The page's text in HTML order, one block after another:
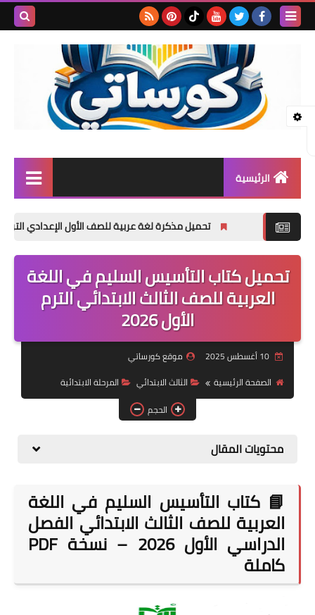
الرئيسية
المرحلة الثانوية
تأسيس حضانة
موضوعات
تكنولوجيا
تحميل مذكرة لغة عربية للصف الأول الإعدادي الترم الأول 2027 PDF | شرح وتدريبات وامتحانات مجانية
تحميل كتاب التأسيس السليم في اللغة
العربية للصف الثالث الابتدائي الترم
الأول 2026
10 أغسطس 2025
موقع كورساتي
الصفحة الرئيسية
الثالث الابتدائي
المرحلة الابتدائية
الحجم
محتويات المقال
📘 كتاب التأسيس السليم في اللغة
العربية للصف الثالث الابتدائي الفصل
الدراسي الأول 2026 – نسخة PDF
كاملة